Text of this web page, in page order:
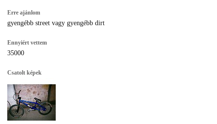
Erre ajánlom
gyengébb street vagy gyengébb dirt
Ennyiért vettem
35000
Csatolt képek